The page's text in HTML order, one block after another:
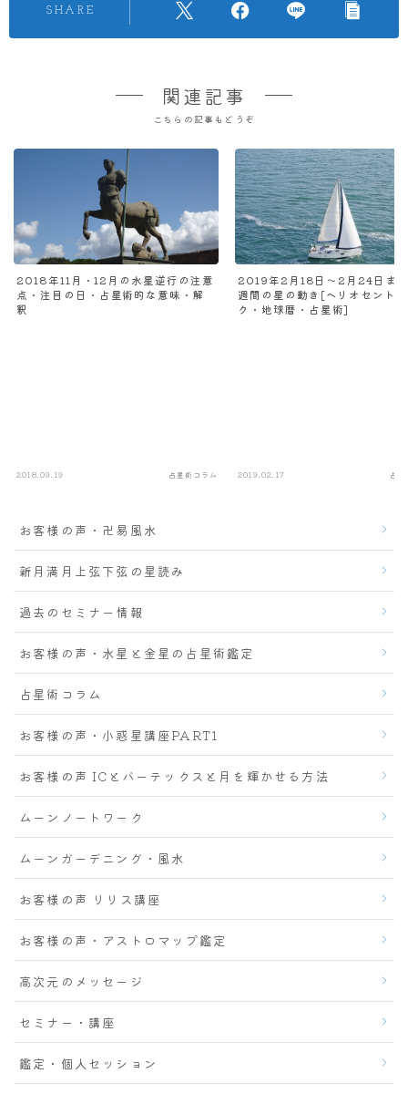
SHARE
関連記事
こちらの記事もどうぞ
2018年11月・12月の水星逆行の注意
点・注目の日・占星術的な意味・解
釈
2018.09.19 占星術コラム
2019年2月18日～2月24日ま
週間の星の動き[ヘリオセント
ク・地球暦・占星術]
2019.02.17 占
お客様の声・卍易風水
新月満月上弦下弦の星読み
過去のセミナー情報
お客様の声・水星と金星の占星術鑑定
占星術コラム
お客様の声・小惑星講座PART1
お客様の声 ICとバーテックスと月を輝かせる方法
ムーンノートワーク
ムーンガーデニング・風水
お客様の声 リリス講座
お客様の声・アストロマップ鑑定
高次元のメッセージ
セミナー・講座
鑑定・個人セッション